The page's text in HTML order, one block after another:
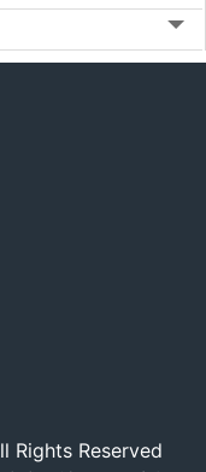
Rights Reserved